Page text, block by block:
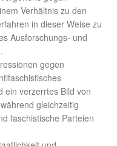
Verhältnis zu den
in dieser Weise zu
Ausforschungs- und
gegen
ein verzerrtes Bild von
gleichzeitig
faschistische Parteien